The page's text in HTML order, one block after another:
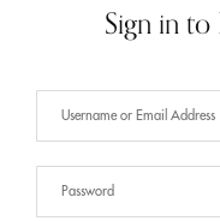
Sign in to